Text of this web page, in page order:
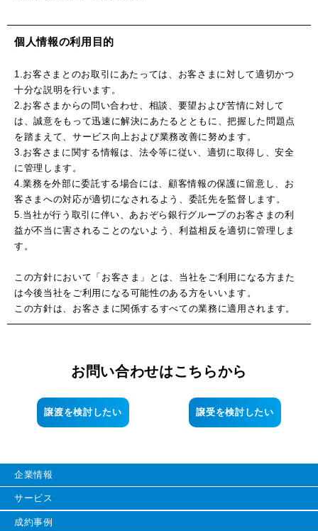
個人情報の利用目的
1.お客さまとのお取引にあたっては、お客さまに対して適切かつ
十分な説明を行います。
2.お客さまからの問い合わせ、相談、要望および苦情に対して
は、誠意をもって迅速に解決にあたるとともに、把握した問題点
を踏まえて、サービス向上および業務改善に努めます。
3.お客さまに関する情報は、法令等に従い、適切に取得し、安全
に管理します。
4.業務を外部に委託する場合には、顧客情報の保護に留意し、お
客さまへの対応が適切になされるよう、委託先を監督します。
5.当社が行う取引に伴い、あおぞら銀行グループのお客さまの利
益が不当に害されることのないよう、利益相反を適切に管理しま
す。
この方針において「お客さま」とは、当社をご利用になる方また
は今後当社をご利用になる可能性のある方をいいます。
この方針は、お客さまに関係するすべての業務に適用されます。
お問い合わせはこちらから
譲渡を検討したい 譲受を検討したい
企業情報
サービス
成約事例